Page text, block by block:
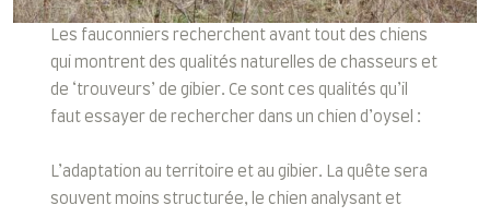
Les fauconniers recherchent avant tout des chiens
qui montrent des qualités naturelles de chasseurs et
de ‘trouveurs’ de gibier. Ce sont ces qualités qu’il
faut essayer de rechercher dans un chien d’oysel :
L’adaptation au territoire et au gibier. La quête sera
souvent moins structurée, le chien analysant et